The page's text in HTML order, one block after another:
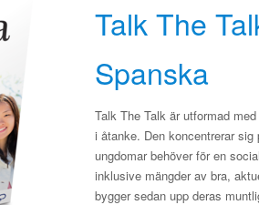
Talk The
Spanska
Talk The Talk är utformad
i åtanke. Den koncentrerar sig
ungdomar behöver för en
inklusive mängder av bra,
bygger sedan upp deras